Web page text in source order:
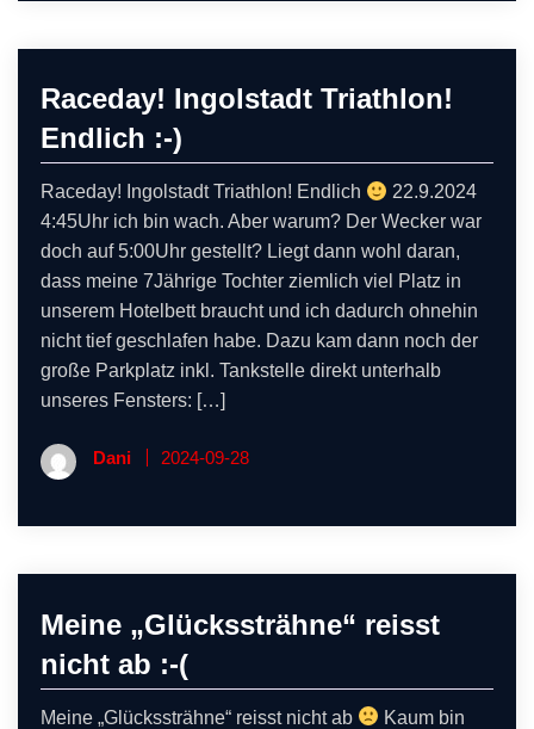
Raceday! Ingolstadt Triathlon!
Endlich :-)
Raceday! Ingolstadt Triathlon! Endlich
22.9.2024
4:45Uhr ich bin wach. Aber warum? Der Wecker war
doch auf 5:00Uhr gestellt? Liegt dann wohl daran,
dass meine 7Jährige Tochter ziemlich viel Platz in
unserem Hotelbett braucht und ich dadurch ohnehin
nicht tief geschlafen habe. Dazu kam dann noch der
große Parkplatz inkl. Tankstelle direkt unterhalb
unseres Fensters: […]
Dani 2024-09-28
Meine „Glückssträhne“ reisst
nicht ab :-(
Meine „Glückssträhne“ reisst nicht ab
Kaum bin